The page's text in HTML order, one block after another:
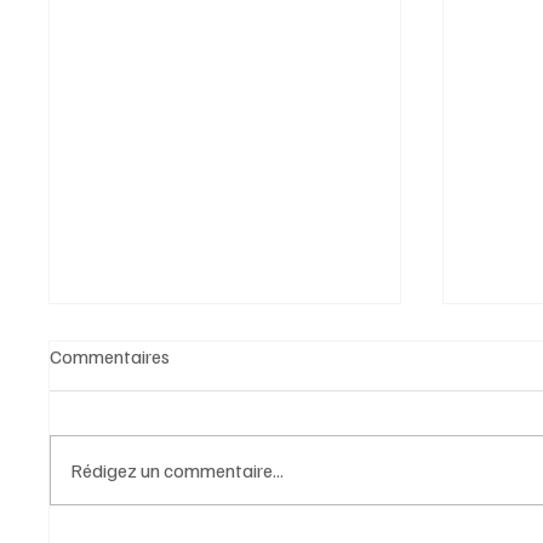
Commentaires
Rédigez un commentaire...